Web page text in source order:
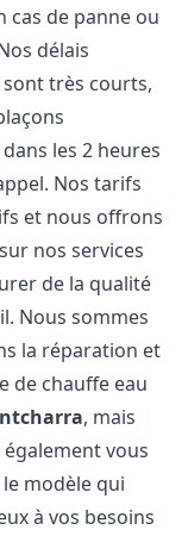
cas de panne ou
délais
très courts,
les 2 heures
Nos tarifs
et nous offrons
nos services
de la qualité
Nous sommes
la réparation et
de chauffe eau
, mais
vous
modèle qui
à vos besoins